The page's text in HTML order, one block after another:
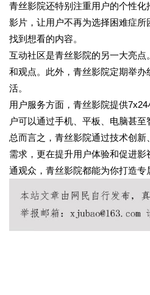
青丝影院还特别注重用户的个性
影片，让用户不再为选择困难症
找到想看的内容。
互动社区是青丝影院的另一大亮
和观点。此外，青丝影院定期举
活。
用户服务方面，青丝影院提供
户可以通过手机、平板、电脑甚
总而言之，青丝影院通过技术创
需求，更在提升用户体验和促进
通观众，青丝影院都能为你打造专